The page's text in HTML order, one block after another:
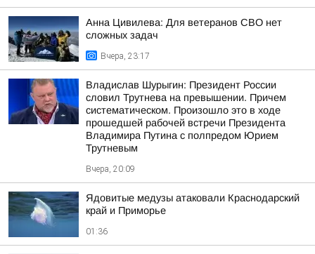
Анна Цивилева: Для ветеранов СВО нет
сложных задач
Вчера, 23:17
Владислав Шурыгин: Президент России
словил Трутнева на превышении. Причем
систематическом. Произошло это в ходе
прошедшей рабочей встречи Президента
Владимира Путина с полпредом Юрием
Трутневым
Вчера, 20:09
Ядовитые медузы атаковали Краснодарский
край и Приморье
01:36